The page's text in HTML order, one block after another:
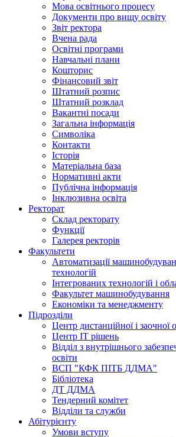
Мова освітнього процесу
Документи про вищу освіту
Звіт ректора
Вчена рада
Освітні програми
Навчальні плани
Кошторис
Фінансовий звіт
Штатний розпис
Штатний розклад
Вакантні посади
Загальна інформація
Символіка
Контакти
Історія
Матеріальна база
Нормативні акти
Публічна інформація
Інклюзивна освіта
Ректорат
Склад ректорату
Функції
Галерея ректорів
Факультети
Автоматизації
технологій
Інтегрованих технологій і
Факультет машинобудування
Економіки та менеджменту
Підрозділи
Центр дистанційної і заочної
Центр ІТ рішень
Відділ з внутрішнього
освіти
ВСП "КФК ПІТБ ДДМА"
Бібліотека
ДТ ДДМА
Тендерний комітет
Відділи та служби
Абітурієнту
Умови вступу